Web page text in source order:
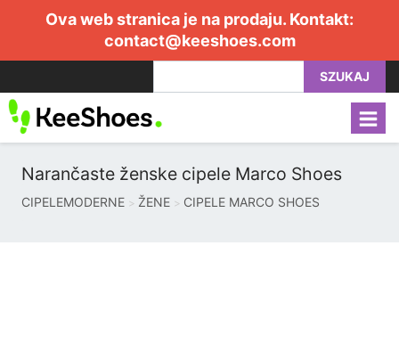
Ova web stranica je na prodaju. Kontakt:
contact@keeshoes.com
SZUKAJ
Narančaste ženske cipele Marco Shoes
CIPELEMODERNE ŽENE CIPELE MARCO SHOES